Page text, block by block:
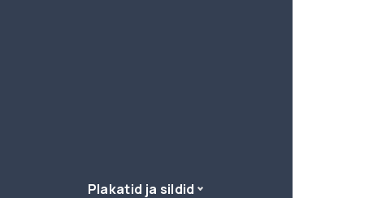
Plakatid ja sildid